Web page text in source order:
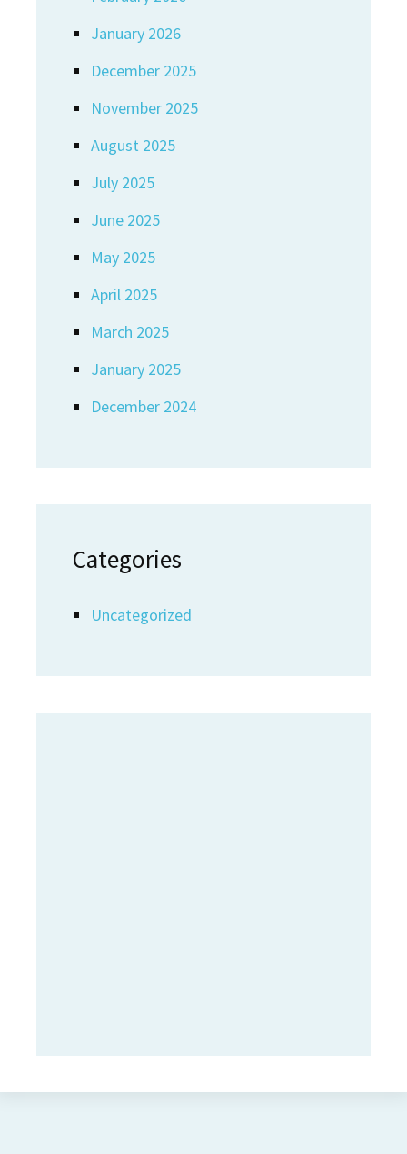
January 2026
December 2025
November 2025
August 2025
July 2025
June 2025
May 2025
April 2025
March 2025
January 2025
December 2024
Categories
Uncategorized